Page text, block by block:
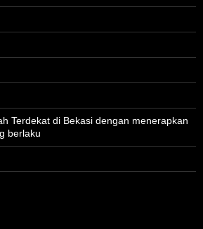
Terdekat di Bekasi dengan menerapkan
berlaku